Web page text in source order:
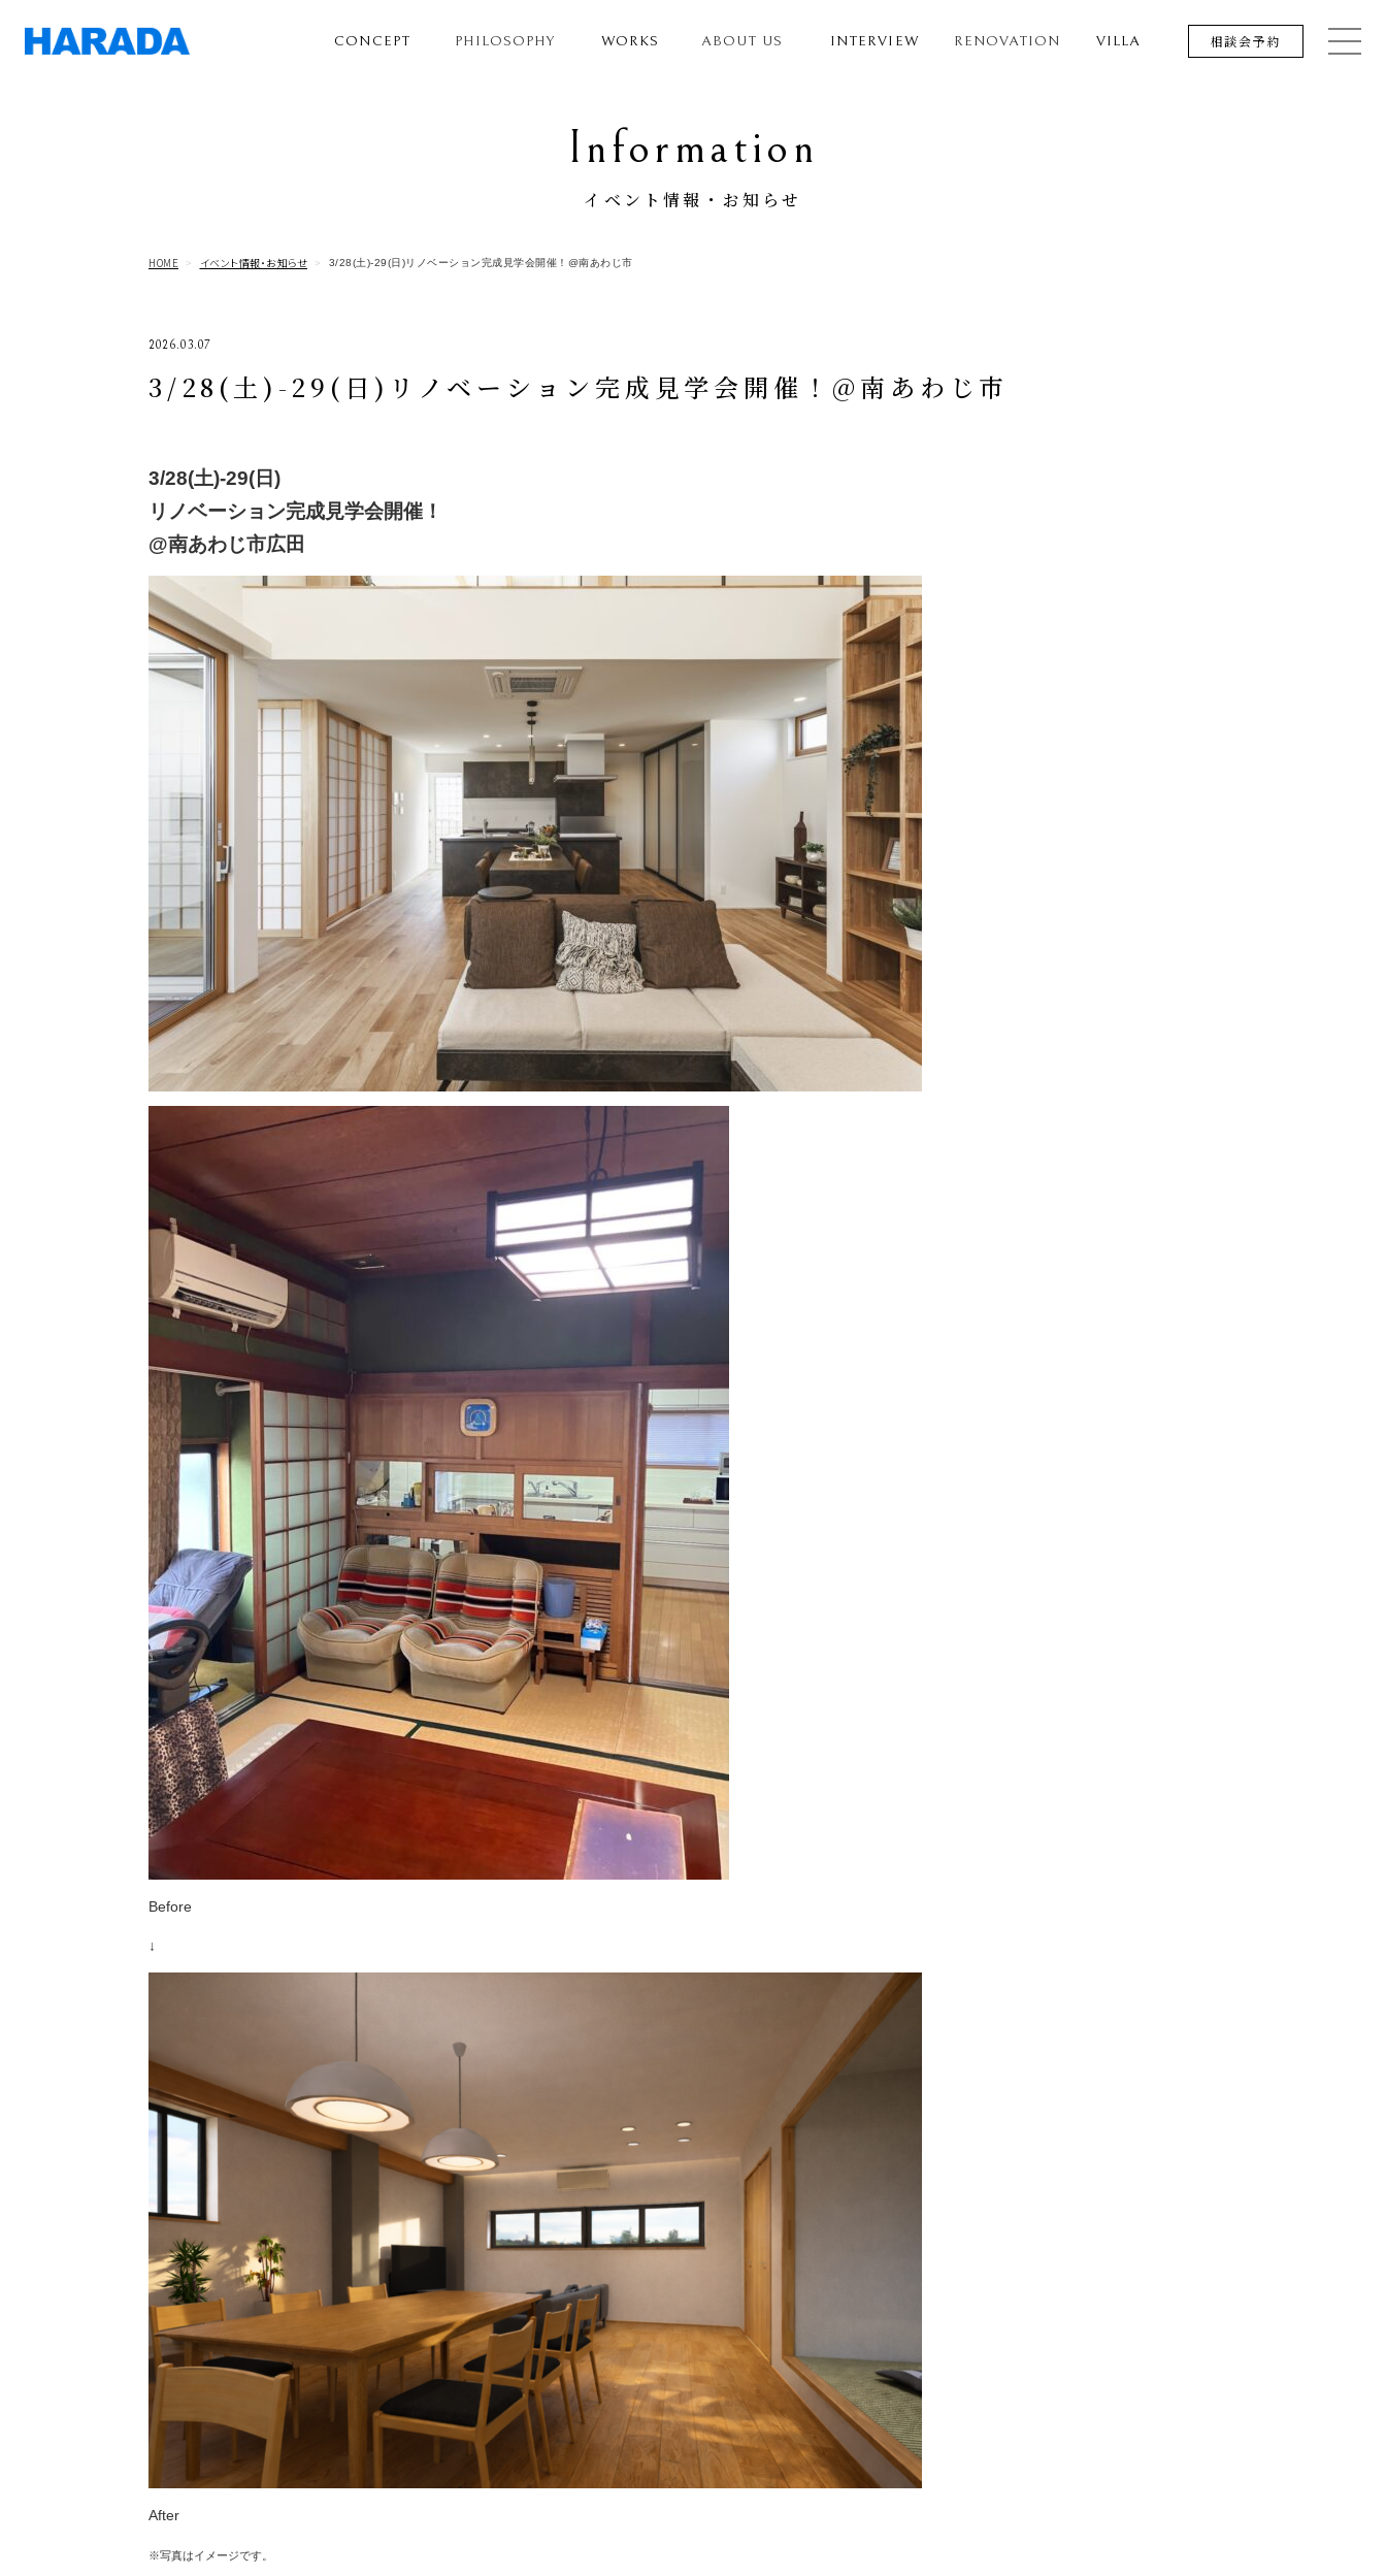
CONCEPT PHILOSOPHY WORKS ABOUT US INTERVIEW RENOVATION VILLA 相談会予約
Information
イベント情報・お知らせ
HOME イベント情報・お知らせ 3/28(土)-29(日)リノベーション完成見学会開催！@南あわじ市
2026.03.07
3/28(土)-29(日)リノベーション完成見学会開催！@南あわじ市
3/28(土)-29(日)
リノベーション完成見学会開催！
@南あわじ市広田
Before
↓
After
※写真はイメージです。